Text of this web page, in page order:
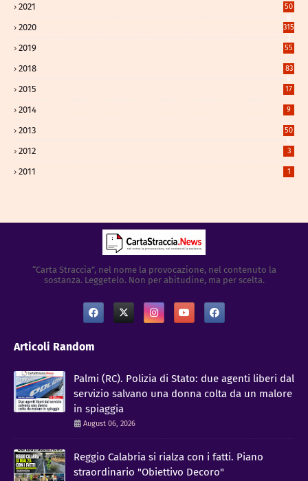
2021
50
8
2020
315
2
2019 55
2018
83
9
2015 17
2014 9
2013
50
5
2012 3
2011 1
“Carta Straccia”, nel nome la provocazione, nel contenuto la
sostanza. Leggetelo. Non per abitudine, ma per scelta.
Articoli Random
Palmi (RC). Polizia di Stato: due agenti liberi dal
servizio salvano una donna colta da un malore
in spiaggia
August 06, 2026
Reggio Calabria si rialza con i fatti. Piano
straordinario "Obiettivo Decoro"